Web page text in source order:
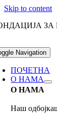
Skip to content
ЗА
Navigation
ПОЧЕТНА
О НАМА
О НАМА
Наш